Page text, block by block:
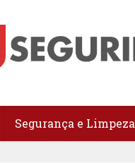
Segurança e Limpeza